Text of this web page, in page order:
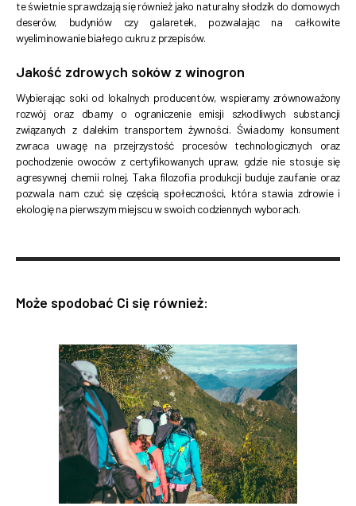
te świetnie sprawdzają się również jako naturalny słodzik do domowych
deserów, budyniów czy galaretek, pozwalając na całkowite
wyeliminowanie białego cukru z przepisów.
Jakość zdrowych soków z winogron
Wybierając soki od lokalnych producentów, wspieramy zrównoważony
rozwój oraz dbamy o ograniczenie emisji szkodliwych substancji
związanych z dalekim transportem żywności. Świadomy konsument
zwraca uwagę na przejrzystość procesów technologicznych oraz
pochodzenie owoców z certyfikowanych upraw, gdzie nie stosuje się
agresywnej chemii rolnej. Taka filozofia produkcji buduje zaufanie oraz
pozwala nam czuć się częścią społeczności, która stawia zdrowie i
ekologię na pierwszym miejscu w swoich codziennych wyborach.
Może spodobać Ci się również: